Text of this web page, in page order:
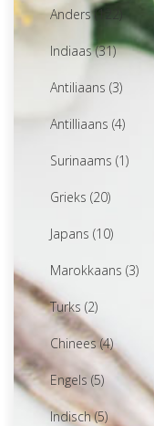
Anders (122)
Indiaas (31)
Antiliaans (3)
Antilliaans (4)
Surinaams (1)
Grieks (20)
Japans (10)
Marokkaans (3)
Turks (2)
Chinees (4)
Engels (5)
Indisch (5)